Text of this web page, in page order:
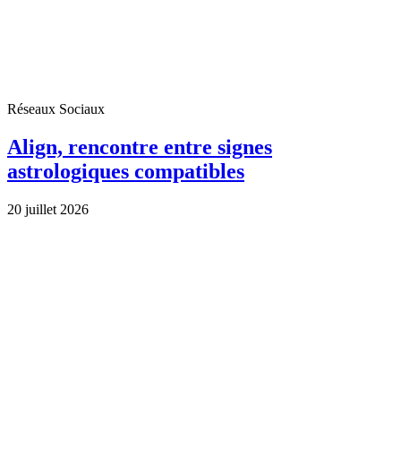
Réseaux Sociaux
Align, rencontre entre signes
astrologiques compatibles
20 juillet 2026